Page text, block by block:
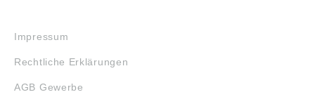
Impressum
Rechtliche Erklärungen
AGB Gewerbe